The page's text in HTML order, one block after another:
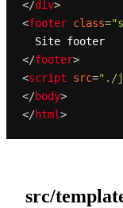
</div>
<footer class=
  Site footer
</footer>
<script src="./
</body>
</html>
src/